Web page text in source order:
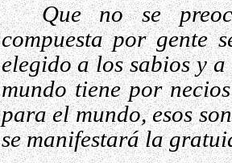
Que no se
compuesta por gente
elegido a los sabios y
mundo tiene por
para el mundo, esos
se manifestará la